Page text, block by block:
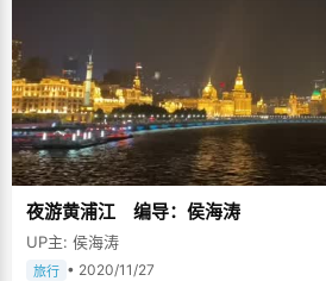
夜游黄浦江 编导：侯海涛
UP主: 侯海涛
旅行 • 2020/11/27